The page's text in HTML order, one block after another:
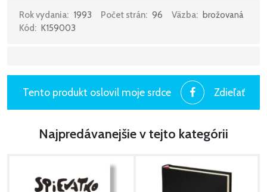
Rok vydania: 1993 Počet strán: 96 Väzba: brožovaná
Kód: K159003
Tento produkt oslovil moje srdce Zdieľať
Najpredávanejšie v tejto kategórii